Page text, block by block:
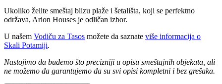
Ukoliko želite smeštaj blizu plaže i šetališta, koji se perfektno
održava, Arion Houses je odličan izbor.
U našem Vodiču za Tasos možete da saznate više informacija o
Skali Potamiji.
Nastojimo da budemo što precizniji u opisu smeštajnih objekata, ali
ne možemo da garantujemo da su svi opisi kompletni i bez grešaka.